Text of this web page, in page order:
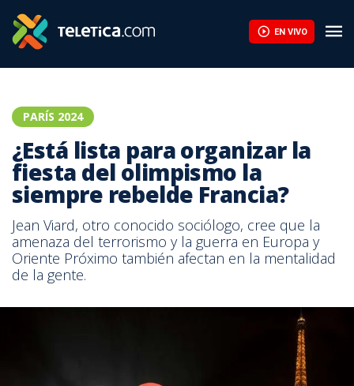
EN VIVO
PARÍS 2024
¿Está lista para organizar la
fiesta del olimpismo la
siempre rebelde Francia?
Jean Viard, otro conocido sociólogo, cree que la
amenaza del terrorismo y la guerra en Europa y
Oriente Próximo también afectan en la mentalidad
de la gente.